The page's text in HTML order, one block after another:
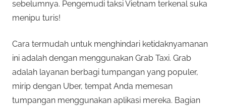
sebelumnya. Pengemudi taksi Vietnam terkenal suka
menipu turis!
Cara termudah untuk menghindari ketidaknyamanan
ini adalah dengan menggunakan Grab Taxi. Grab
adalah layanan berbagi tumpangan yang populer,
mirip dengan Uber, tempat Anda memesan
tumpangan menggunakan aplikasi mereka. Bagian